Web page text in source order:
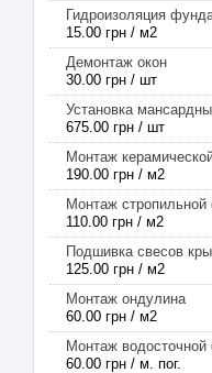
Гидроизоляция
15.00 грн / м2
Демонтаж окон
30.00 грн / шт
Установка
675.00 грн / шт
Монтаж
190.00 грн / м2
Монтаж стропильной
110.00 грн / м2
Подшивка свесов
125.00 грн / м2
Монтаж ондулина
60.00 грн / м2
Монтаж водосточной
60.00 грн / м. пог.